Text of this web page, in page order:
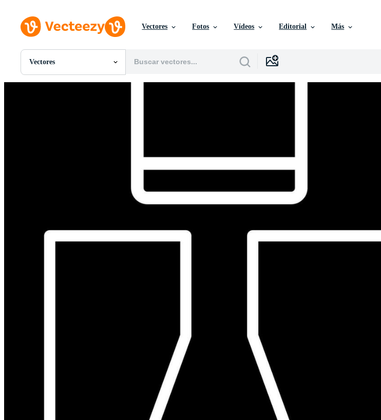
Vectores Fotos Vídeos Editorial Más
Vectores
Todas Imágenes